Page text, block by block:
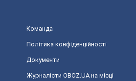
Команда
Політика конфіденційності
Документи
Журналісти OBOZ.UA на місці